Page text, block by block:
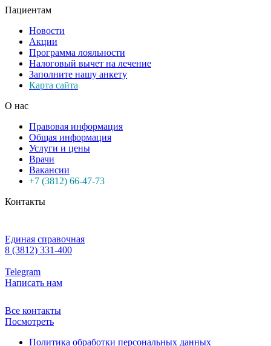
Пациентам
Новости
Акции
Программа лояльности
Налоговый вычет на лечение
Заполните нашу анкету
Карта сайта
О нас
Правовая информация
Общая информация
Услуги и цены
Врачи
Вакансии
+7 (3812) 66-47-73
Контакты
Единая справочная
8 (3812) 331-400
Telegram
Написать нам
Все контакты
Посмотреть
Политика обработки персональных данных